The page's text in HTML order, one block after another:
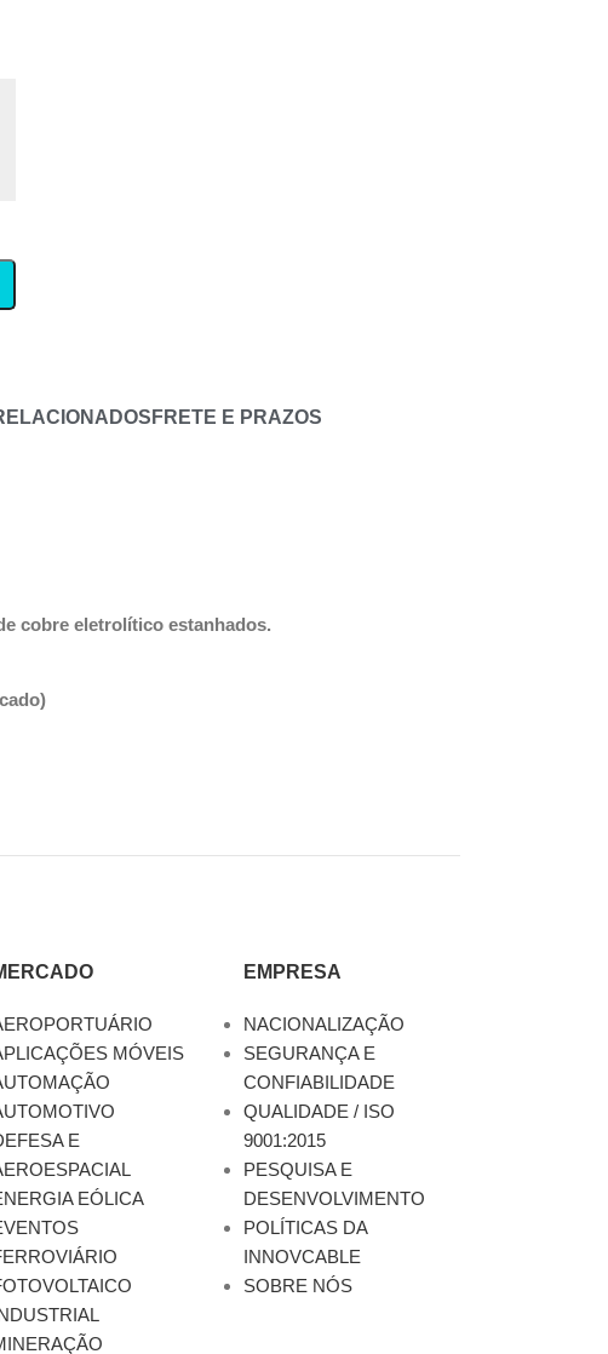
FRETE E PRAZOS
cobre eletrolítico estanhados.
MÓVEIS
E
EÓLICA
EMPRESA
NACIONALIZAÇÃO
SEGURANÇA E
CONFIABILIDADE
QUALIDADE / ISO
9001:2015
PESQUISA E
DESENVOLVIMENTO
POLÍTICAS DA
INNOVCABLE
SOBRE NÓS